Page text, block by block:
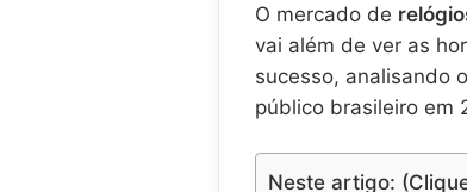
O mercado de
vai além de ver as
sucesso, analisando
público brasileiro em
Neste artigo: